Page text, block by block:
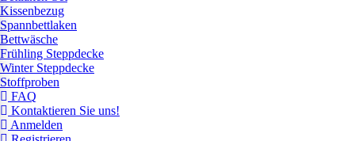
Kissenbezug
Spannbettlaken
Bettwäsche
Frühling Steppdecke
Winter Steppdecke
Stoffproben
FAQ
Kontaktieren Sie uns!
Anmelden